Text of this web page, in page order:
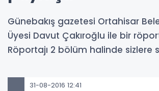
Günebakış gazetesi Ortahisar
Üyesi Davut Çakıroğlu ile bir
Röportajı 2 bölüm halinde sizlere
31-08-2016 12:41